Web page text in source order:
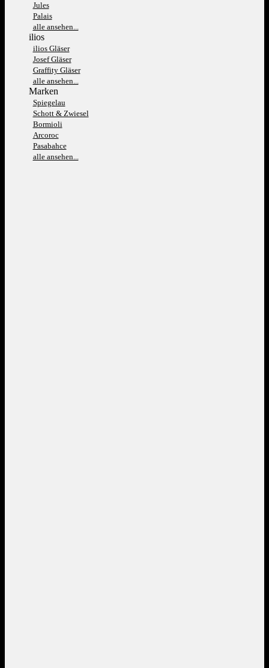
Jules
Palais
alle ansehen...
ilios
ilios Gläser
Josef Gläser
Graffity Gläser
alle ansehen...
Marken
Spiegelau
Schott & Zwiesel
Bormioli
Arcoroc
Pasabahce
alle ansehen...